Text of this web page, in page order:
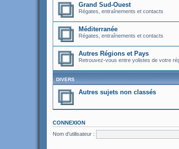
Grand Sud-Ouest
Régates, entraînements et contacts
Méditerranée
Régates, entraînements et contacts
Autres Régions et Pays
Retrouvez-vous entre yolistes de votre
DIVERS
Autres sujets non classés
CONNEXION
Nom d’utilisateur :